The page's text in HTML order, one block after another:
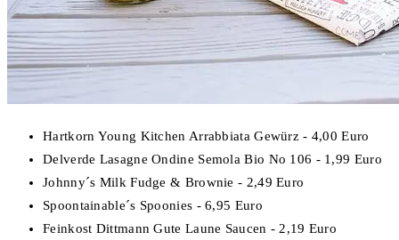
Hartkorn Young Kitchen Arrabbiata Gewürz - 4,00 Euro
Delverde Lasagne Ondine Semola Bio No 106 - 1,99 Euro
Johnny´s Milk Fudge & Brownie - 2,49 Euro
Spoontainable´s Spoonies - 6,95 Euro
Feinkost Dittmann Gute Laune Saucen - 2,19 Euro